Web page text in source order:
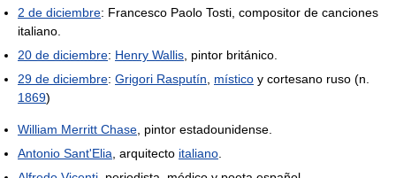
2 de diciembre: Francesco Paolo Tosti, compositor de canciones
italiano.
20 de diciembre: Henry Wallis , pintor británico.
29 de diciembre: Grigori Rasputín místico y cortesano ruso (n.
1869)
William Merritt Chase , pintor estadounidense.
Antonio Sant'Elia , arquitecto italiano